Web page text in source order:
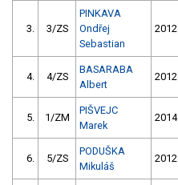
3. 3/ZS
PINKAVA
Ondřej
Sebastian
2012
4. 4/ZS
BASARABA
Albert
2012
5. 1/ZM
PIŠVEJC
Marek
2014
6. 5/ZS
PODUŠKA
Mikuláš
2012